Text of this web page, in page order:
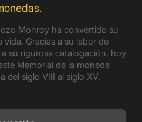
Monroy ha convertido su
Gracias a su labor de
su rigurosa catalogación, hoy
Memorial de la moneda
del siglo VIII al siglo XV.